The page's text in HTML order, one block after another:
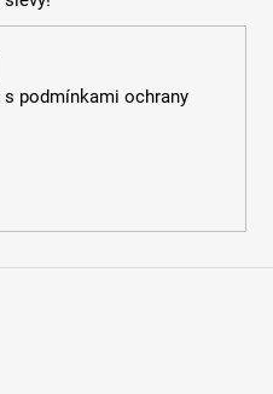
s podmínkami ochrany